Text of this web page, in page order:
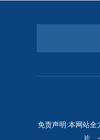
免责声明:本网站全